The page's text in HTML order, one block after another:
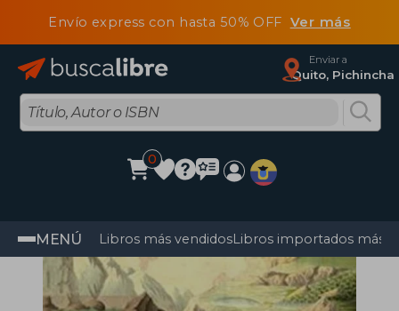
Envío express con hasta 50% OFF Ver más
Enviar a
Quito, Pichincha
0
MENÚ Libros más vendidosLibros importados más